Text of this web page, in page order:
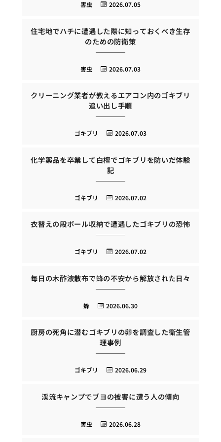
2026.07.05
害虫
住宅地でハチに遭遇した際に知っておくべき生存
のための防衛策
2026.07.03
害虫
クリーニング業者が教えるエアコン内のゴキブリ
追い出し手順
2026.07.03
ゴキブリ
化学薬品を卒業して白檀でゴキブリを防いだ体験
記
2026.07.02
ゴキブリ
衣替えの段ボール収納で遭遇したゴキブリの恐怖
2026.07.02
ゴキブリ
毎日の木酢液散布で蜂の不安から解放された日々
2026.06.30
蜂
厨房の死角に潜むゴキブリの卵を調査した衛生管
理事例
2026.06.29
ゴキブリ
渓流キャンプでブヨの被害に遭う人の傾向
2026.06.28
害虫